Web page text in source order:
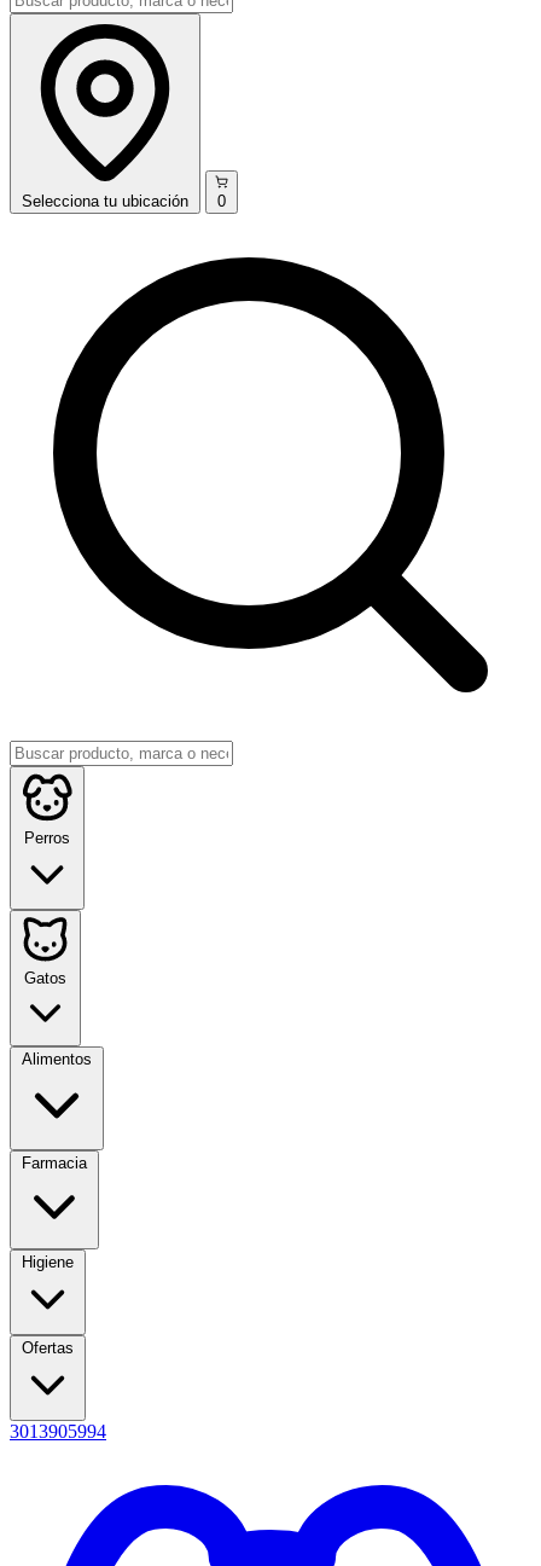
Selecciona tu ubicación 0
Perros
Gatos
Alimentos
Farmacia
Higiene
Ofertas
3013905994